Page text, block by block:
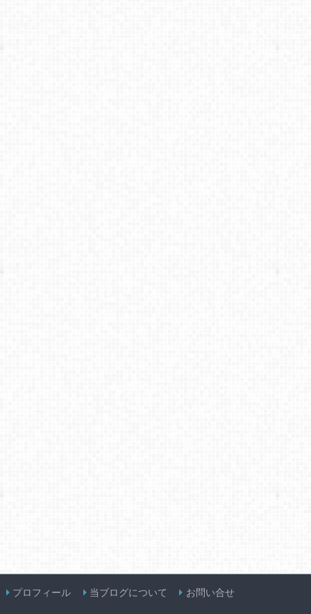
プロフィール 当ブログについて お問い合せ